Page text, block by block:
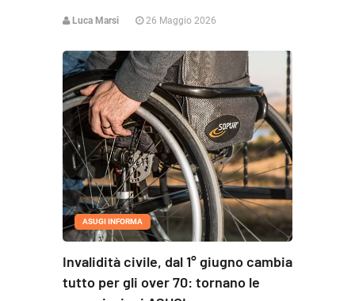
Luca Marsi 26 Maggio 2026
ASUGI INFORMA
Invalidità civile, dal 1° giugno cambia
tutto per gli over 70: tornano le